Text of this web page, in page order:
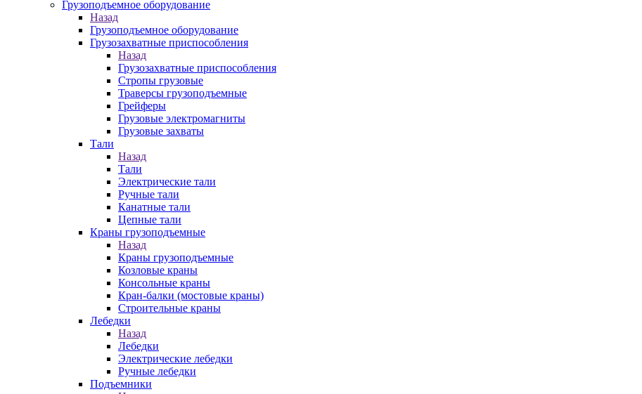
Грузоподъемное оборудование
Назад
Грузоподъемное оборудование
Грузозахватные приспособления
Назад
Грузозахватные приспособления
Стропы грузовые
Траверсы грузоподъемные
Грейферы
Грузовые электромагниты
Грузовые захваты
Тали
Назад
Тали
Электрические тали
Ручные тали
Канатные тали
Цепные тали
Краны грузоподъемные
Назад
Краны грузоподъемные
Козловые краны
Консольные краны
Кран-балки (мостовые краны)
Строительные краны
Лебедки
Назад
Лебедки
Электрические лебедки
Ручные лебедки
Подъемники